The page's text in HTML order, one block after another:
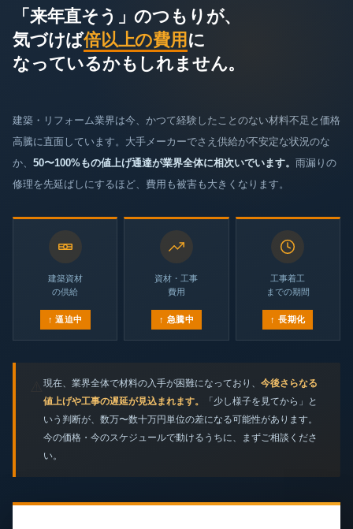
「来年直そう」のつもりが、
気づけば倍以上の費用 に
なっているかもしれません。
建築・リフォーム業界は今、かつて経験したことのない材料不足と価格
高騰に直面しています。大手メーカーでさえ供給が不安定な状況のな
か、 50〜100%もの値上げ通達が業界全体に相次いでいます。 雨漏りの
修理を先延ばしにするほど、費用も被害も大きくなります。
建築資材
の供給
↑ 逼迫中
資材・工事
費用
↑ 急騰中
工事着工
までの期間
↑ 長期化
現在、業界全体で材料の入手が困難になっており、 今後さらなる
値上げや工事の遅延が見込まれます。
「少し様子を見てから」と
いう判断が、数万〜数十万円単位の差になる可能性があります。
今の価格・今のスケジュールで動けるうちに、まずご相談くださ
い。